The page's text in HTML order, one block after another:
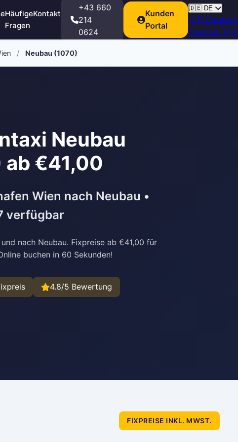
Häufige
Fragen
Kontakt
+43 660
214
0624
Kunden
Portal
🇩🇪 DE
🇩🇪 Deutsch
Français 🇷🇺
/ Neubau (1070)
Neubau
ab €41,00
Wien nach Neubau •
verfügbar
nach Neubau. Fixpreise ab €41,00 für
buchen in 60 Sekunden!
4.8/5 Bewertung
FIXPREISE INKL. MWST.